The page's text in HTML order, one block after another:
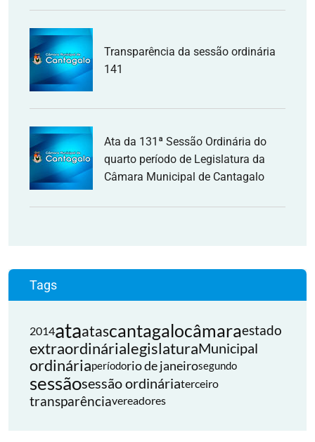
Transparência da sessão ordinária
141
Ata da 131ª Sessão Ordinária do
quarto período de Legislatura da
Câmara Municipal de Cantagalo
Tags
2014ataatascantagalocâmaraestado
extraordinárialegislaturaMunicipal
ordináriaperíodorio de janeirosegundo
sessãosessão ordináriaterceiro
transparênciavereadores